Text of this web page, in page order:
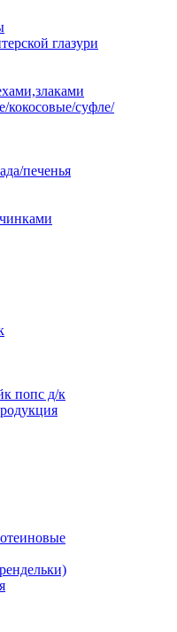
глазури
кокосовые/суфле/
печенья
попс д/к